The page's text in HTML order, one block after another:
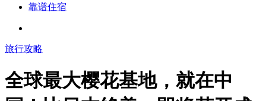
靠谱住宿
旅行攻略
全球最大樱花基地，就在中